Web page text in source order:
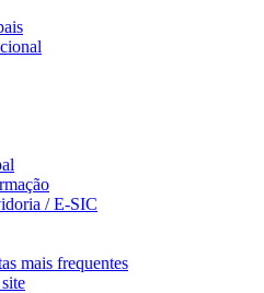
/ E-SIC
mais frequentes